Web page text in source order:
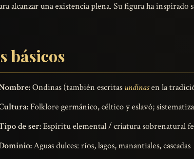
alcanzar una existencia plena. Su figura ha
básicos
Ondinas (también escritas undinasen la
Folklore germánico, céltico y eslavó;
de ser:Espíritu elemental / criatura sobrenatural
Aguas dulces: ríos, lagos, manantiales, cascadas